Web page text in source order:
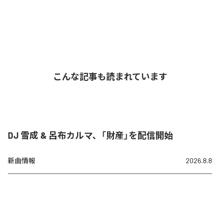
こんな記事も読まれています
DJ 雪成 & 呂布カルマ、「財産」を配信開始
新曲情報 2026.8.8